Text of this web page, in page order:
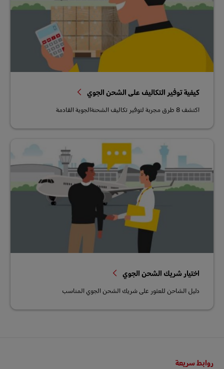
كيفية توفير التكاليف على الشحن الجوي
اكتشف 8 طرق مجربة لتوفير تكاليف الشحنةالجوية القادمة
اختيار شريك الشحن الجوي
دليل الشاحن للعثور على شريك الشحن الجوي المناسب
روابط سريعة